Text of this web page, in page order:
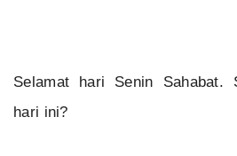
Selamat hari Senin Sahabat.
hari ini?